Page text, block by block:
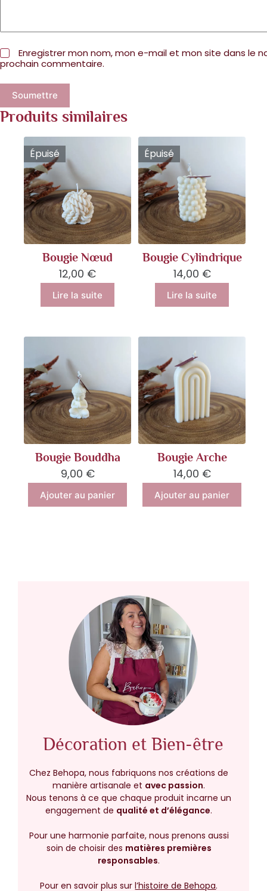
Enregistrer mon nom, mon e-mail et mon site dans le
prochain commentaire.
Soumettre
Produits similaires
Épuisé
Bougie Nœud
12,00 €
Lire la suite
Épuisé
Bougie Cylindrique
14,00 €
Lire la suite
Bougie Bouddha
9,00 €
Ajouter au panier
Bougie Arche
14,00 €
Ajouter au panier
Décoration et Bien-être
Chez Behopa, nous fabriquons nos créations de
manière artisanale et avec passion.
Nous tenons à ce que chaque produit incarne un
engagement de qualité et d’élégance.
Pour une harmonie parfaite, nous prenons aussi
soin de choisir des matières premières
responsables.
Pour en savoir plus surl’histoire de Behopa.